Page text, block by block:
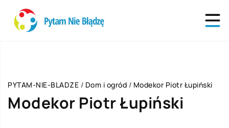
PYTAM-NIE-BLADZE / Dom i ogród / Modekor Piotr Łupiński
Modekor Piotr Łupiński